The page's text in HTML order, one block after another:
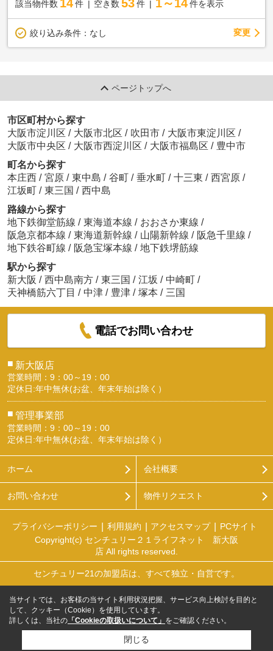
該当物件数 14件 空き数 53 件 1～14 件を表示
絞り込み条件： なし 変更
ページトップへ
市区町村から探す
大阪市淀川区 / 大阪市北区 / 吹田市 / 大阪市東淀川区 /
大阪市中央区 / 大阪市西淀川区 / 大阪市福島区 / 豊中市
町名から探す
本庄西 / 宮原 / 東中島 / 谷町 / 垂水町 / 十三東 / 西宮原 /
江坂町 / 東三国 / 西中島
路線から探す
地下鉄御堂筋線 / 東海道本線 / おおさか東線 /
阪急京都本線 / 東海道新幹線 / 山陽新幹線 / 阪急千里線 /
地下鉄谷町線 / 阪急宝塚本線 / 地下鉄堺筋線
駅から探す
新大阪 / 西中島南方 / 東三国 / 江坂 / 中崎町 /
天神橋筋六丁目 / 中津 / 豊津 / 塚本 / 三国
電話でお問い合わせ
■ 新大阪店
営業時間：9：00～19：00
定休日:年中無休(お盆、年末年始は除く）
■ 管理事業部
営業時間：9：00～19：00
定休日:年中無休(お盆、年末年始は除く）
ホーム 会社概要
お問い合わせ 物件リクエスト
プライバシーポリシー 利用規約 アクセスマップ
PCサイト
Copyright(c) センチュリー２１ライフネット 新大阪
店 All rights reserved.
センチュリー21の加盟店は、すべて独立・自営です。
当サイトでは、お客様の当サイト利用状況把握、サービス向上検討を目的と
して、クッキー（Cookie）を使用しています。
詳しくは、当社の 「Cookieの取扱いについて」 をご確認ください。
閉じる